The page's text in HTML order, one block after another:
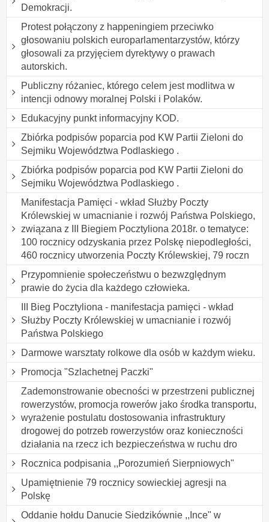
Demokracji.
Protest połączony z happeningiem przeciwko
głosowaniu polskich europarlamentarzystów, którzy
głosowali za przyjęciem dyrektywy o prawach
autorskich.
Publiczny różaniec, którego celem jest modlitwa w
intencji odnowy moralnej Polski i Polaków.
Edukacyjny punkt informacyjny KOD.
Zbiórka podpisów poparcia pod KW Partii Zieloni do
Sejmiku Województwa Podlaskiego .
Zbiórka podpisów poparcia pod KW Partii Zieloni do
Sejmiku Województwa Podlaskiego .
Manifestacja Pamięci - wkład Służby Poczty
Królewskiej w umacnianie i rozwój Państwa Polskiego,
związana z III Biegiem Pocztyliona 2018r. o tematyce:
100 rocznicy odzyskania przez Polskę niepodległości,
460 rocznicy utworzenia Poczty Królewskiej, 79 roczn
Przypomnienie społeczeństwu o bezwzględnym
prawie do życia dla każdego człowieka.
III Bieg Pocztyliona - manifestacja pamięci - wkład
Służby Poczty Królewskiej w umacnianie i rozwój
Państwa Polskiego
Darmowe warsztaty rolkowe dla osób w każdym wieku.
Promocja "Szlachetnej Paczki"
Zademonstrowanie obecności w przestrzeni publicznej
rowerzystów, promocja rowerów jako środka transportu,
wyrażenie postulatu dostosowania infrastruktury
drogowej do potrzeb rowerzystów oraz konieczności
działania na rzecz ich bezpieczeństwa w ruchu dro
Rocznica podpisania ,,Porozumień Sierpniowych"
Upamiętnienie 79 rocznicy sowieckiej agresji na
Polskę
Oddanie hołdu Danucie Siedzikównie ,,Ince" w